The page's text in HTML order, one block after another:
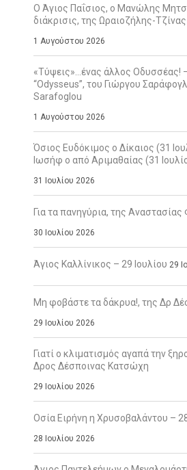
Ο Άγιος Παΐσιος, ο Μανώλης
διάκρισις, της Ωραιοζήλης-
1 Αυγούστου 2026
«Τύψεις»…ένας άλλος Οδυσσέας! –
“Odysseus”, του Γιώργου
Sarafoglou
1 Αυγούστου 2026
Όσιος Ευδόκιμος ο Δίκαιος (31
Ιωσήφ ο από Αριμαθαίας (31
31 Ιουλίου 2026
Για τα πανηγύρια, της
30 Ιουλίου 2026
Άγιος Καλλίνικος – 29 Ιουλίου 29
Μη φοβάστε τα δάκρυα!, της Δρ
29 Ιουλίου 2026
Γιατί ο κλιματισμός αγαπά την
Δρος Δέσποινας Κατσώχη
29 Ιουλίου 2026
Οσία Ειρήνη η Χρυσοβαλάντου –
28 Ιουλίου 2026